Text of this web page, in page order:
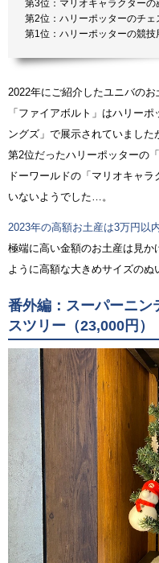
第3位：マリオキャラクターの
第2位：ハリーポッターのチェ
第1位：ハリーポッターの競技
2022年にご紹介したユニバの
「ファイアボルト」はハリー
ングズ」で展示されていました
第2位だったハリーポッターの
ドーワールドの「マリオキャ
いないようでした…。
2023年の高額お土産は3万円以
極端に高い金額のお土産は見
ように高額な大きめサイズのぬ
番外編：スーパーニン
スツリー（23,000円）